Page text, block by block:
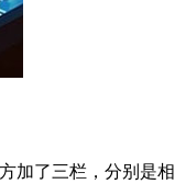
加了三栏，分别是